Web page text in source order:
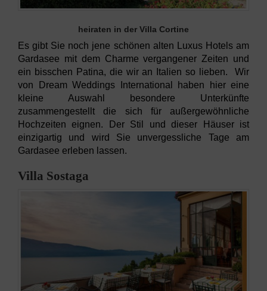
heiraten in der Villa Cortine
Es gibt Sie noch jene schönen alten Luxus Hotels am
Gardasee mit dem Charme vergangener Zeiten und
ein bisschen Patina, die wir an Italien so lieben. Wir
von Dream Weddings International haben hier eine
kleine Auswahl besondere Unterkünfte
zusammengestellt die sich für außergewöhnliche
Hochzeiten eignen. Der Stil und dieser Häuser ist
einzigartig und wird Sie unvergessliche Tage am
Gardasee erleben lassen.
Villa Sostaga